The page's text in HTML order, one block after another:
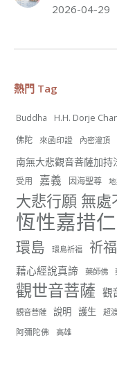
July 19, 2026,
觀看更多
分享
世界佛教正
June 22,
[世界佛教正心會
正心會行善列車開
孤！
#正心會
#新北記者職業工會
#基隆榮服處
#花蓮榮家
2026-04-29
熱門 Tag
Buddha H.H. Dorje
佛陀 來函印證 內密灌頂
南無大悲觀音菩薩加持
受用 嘉義 因海聖尊
大悲行願 無處
恆性嘉措
環島 環島祈福 祈福
藉心經說真諦 藥師佛
觀世音菩薩 觀
觀音菩薩 說明 護生 超
阿彌陀佛 高雄